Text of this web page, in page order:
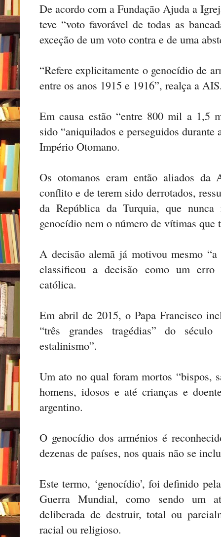
De acordo com a Fundação Ajuda a
teve “voto favorável de todas as
exceção de um voto contra e de uma
“Refere explicitamente o genocídio de
entre os anos 1915 e 1916”, realça a
Em causa estão “entre 800 mil a 1,5
sido “aniquilados e perseguidos
Império Otomano.
Os otomanos eram então aliados
conflito e de terem sido derrotados,
da República da Turquia, que nunca
genocídio nem o número de vítimas
A decisão alemã já motivou mesmo
classificou a decisão como um erro
católica.
Em abril de 2015, o Papa Francisco
“três grandes tragédias” do
estalinismo”.
Um ato no qual foram mortos “bispos,
homens, idosos e até crianças e
argentino.
O genocídio dos arménios é
dezenas de países, nos quais não se
Este termo, ‘genocídio’, foi definido
Guerra Mundial, como sendo um
deliberada de destruir, total ou
racial ou religioso.